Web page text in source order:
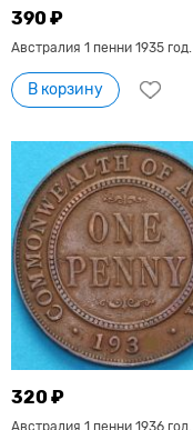
390 ₽
Австралия 1 пенни 1935 год.
В корзину
320 ₽
Австралия 1 пенни 1936 год.